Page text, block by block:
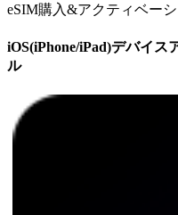
eSIM購入&アクティベー
iOS(iPhone/iPad)デバイス
ル